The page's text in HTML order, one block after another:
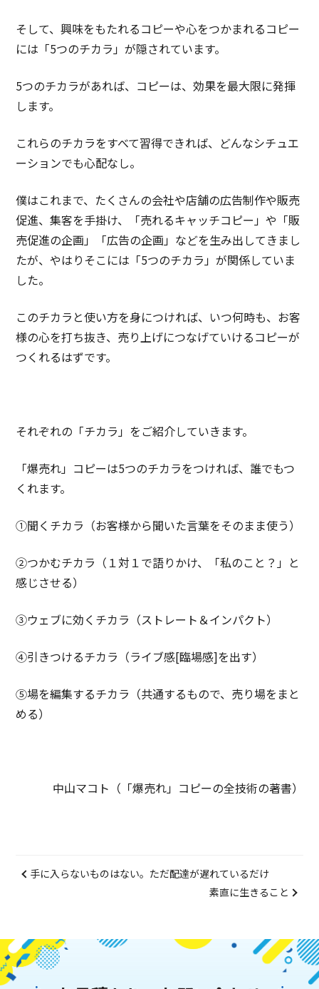
そして、興味をもたれるコピーや心をつかまれるコピー
には「5つのチカラ」が隠されています。
5つのチカラがあれば、コピーは、効果を最大限に発揮
します。
これらのチカラをすべて習得できれば、どんなシチュエ
ーションでも心配なし。
僕はこれまで、たくさんの会社や店舗の広告制作や販売
促進、集客を手掛け、「売れるキャッチコピー」や「販
売促進の企画」「広告の企画」などを生み出してきまし
たが、やはりそこには「5つのチカラ」が関係していま
した。
このチカラと使い方を身につければ、いつ何時も、お客
様の心を打ち抜き、売り上げにつなげていけるコピーが
つくれるはずです。
それぞれの「チカラ」をご紹介していきます。
「爆売れ」コピーは5つのチカラをつければ、誰でもつ
くれます。
①聞くチカラ（お客様から聞いた言葉をそのまま使う）
②つかむチカラ（１対１で語りかけ、「私のこと？」と
感じさせる）
③ウェブに効くチカラ（ストレート＆インパクト）
④引きつけるチカラ（ライブ感[臨場感]を出す）
⑤場を編集するチカラ（共通するもので、売り場をまと
める）
中山マコト（「爆売れ」コピーの全技術の著書）
手に入らないものはない。ただ配達が遅れているだけ
素直に生きること